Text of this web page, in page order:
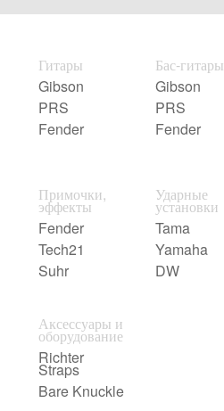
Гитары
Gibson
PRS
Fender
Бас-гитары
Gibson
PRS
Fender
Примочки,
эффекты
Fender
Tech21
Suhr
Ударные
установки
Tama
Yamaha
DW
Аксессуары и
оборудование
Richter
Straps
Bare Knuckle